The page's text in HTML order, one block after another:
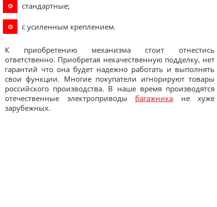
стандартные;
с усиленным креплением.
К приобретению механизма стоит отнестись
ответственно. Приобретая некачественную подделку, нет
гарантий что она будет надежно работать и выполнять
свои функции. Многие покупатели игнорируют товары
российского производства. В наше время производятся
отечественные электроприводы багажника не хуже
зарубежных.